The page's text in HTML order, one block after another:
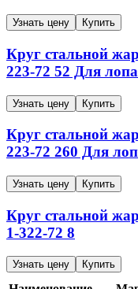
Узнать цену Купить
Круг стальной
223-72 52 Для
Узнать цену Купить
Круг стальной
223-72 260 Для
Узнать цену Купить
Круг стальной
1-322-72 8
Узнать цену Купить